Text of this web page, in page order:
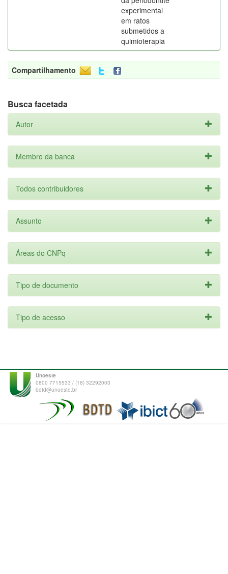
experimental
em ratos
submetidos a
quimioterapia
Compartilhamento
Busca facetada
Autor
Membro da banca
Todos contribuidores
Assunto
Áreas do CNPq
Tipo de documento
Tipo de acesso
Unoeste
0800 7715533 / (18) 32292003
bdtd@unoeste.br